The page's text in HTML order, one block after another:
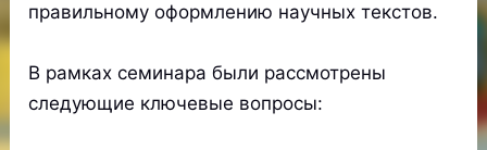
правильному оформлению научных текстов.
В рамках семинара были рассмотрены
следующие ключевые вопросы: